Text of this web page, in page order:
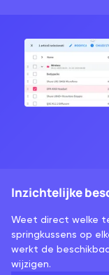
Inzichtelijke
Weet direct welke
springkussens op
werkt de
wijzigen.